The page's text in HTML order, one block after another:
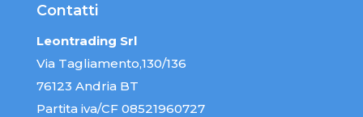
Contatti
Leontrading Srl
Via Tagliamento,130/136
76123 Andria BT
Partita iva/CF 08521960727